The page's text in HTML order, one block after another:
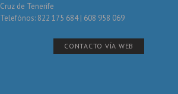
Cruz de Tenerife
Telefónos: 822 175 684 | 608 958 069
CONTACTO VÍA WEB